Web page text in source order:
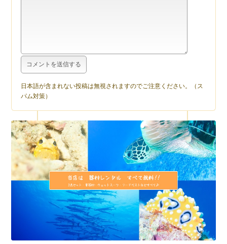
日本語が含まれない投稿は無視されますのでご注意ください。（ス
パム対策）